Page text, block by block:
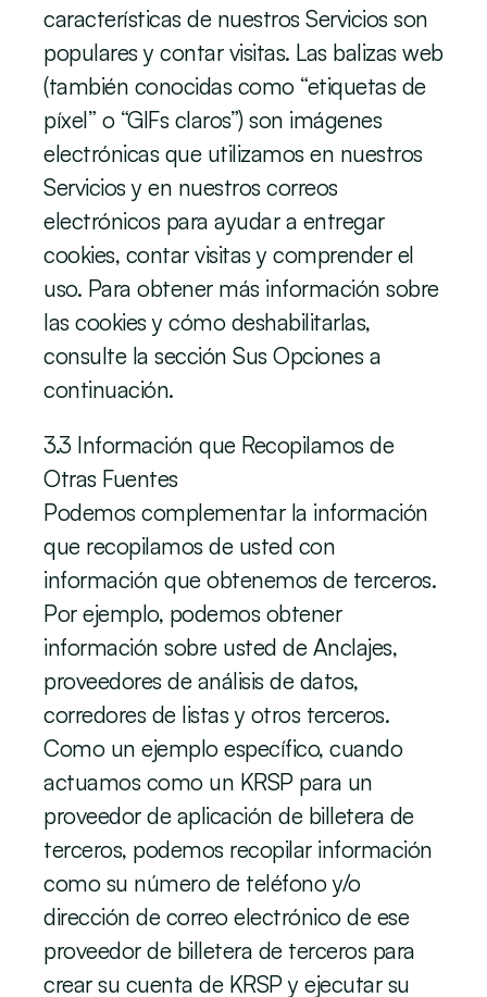
características de nuestros Servicios son
populares y contar visitas. Las balizas web
(también conocidas como “etiquetas de
píxel” o “GIFs claros”) son imágenes
electrónicas que utilizamos en nuestros
Servicios y en nuestros correos
electrónicos para ayudar a entregar
cookies, contar visitas y comprender el
uso. Para obtener más información sobre
las cookies y cómo deshabilitarlas,
consulte la sección Sus Opciones a
continuación.
‍3.3 Información que Recopilamos de
Otras Fuentes
Podemos complementar la información
que recopilamos de usted con
información que obtenemos de terceros.
Por ejemplo, podemos obtener
información sobre usted de Anclajes,
proveedores de análisis de datos,
corredores de listas y otros terceros.
Como un ejemplo específico, cuando
actuamos como un KRSP para un
proveedor de aplicación de billetera de
terceros, podemos recopilar información
como su número de teléfono y/o
dirección de correo electrónico de ese
proveedor de billetera de terceros para
crear su cuenta de KRSP y ejecutar su